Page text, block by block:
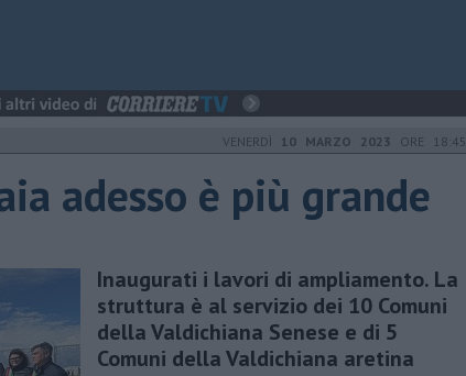
VENERDÌ 10 MARZO 2023 ORE 18:45
adesso è più grande
Inaugurati i lavori di ampliamento. La
struttura è al servizio dei 10 Comuni
della Valdichiana Senese e di 5
Comuni della Valdichiana aretina